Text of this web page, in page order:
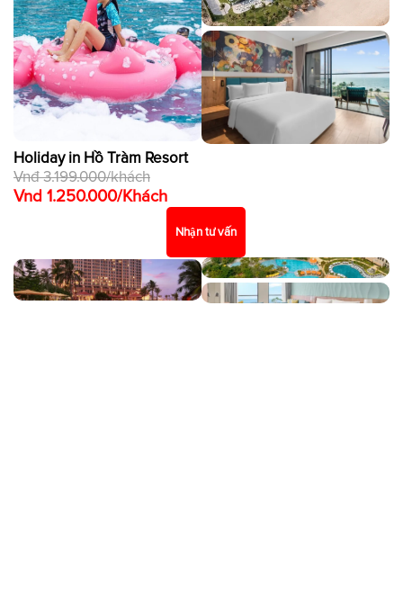
Holiday in Hồ Tràm Resort
Vnđ 3.199.000/khách
Vnd 1.250.000/Khách
Nhận tư vấn